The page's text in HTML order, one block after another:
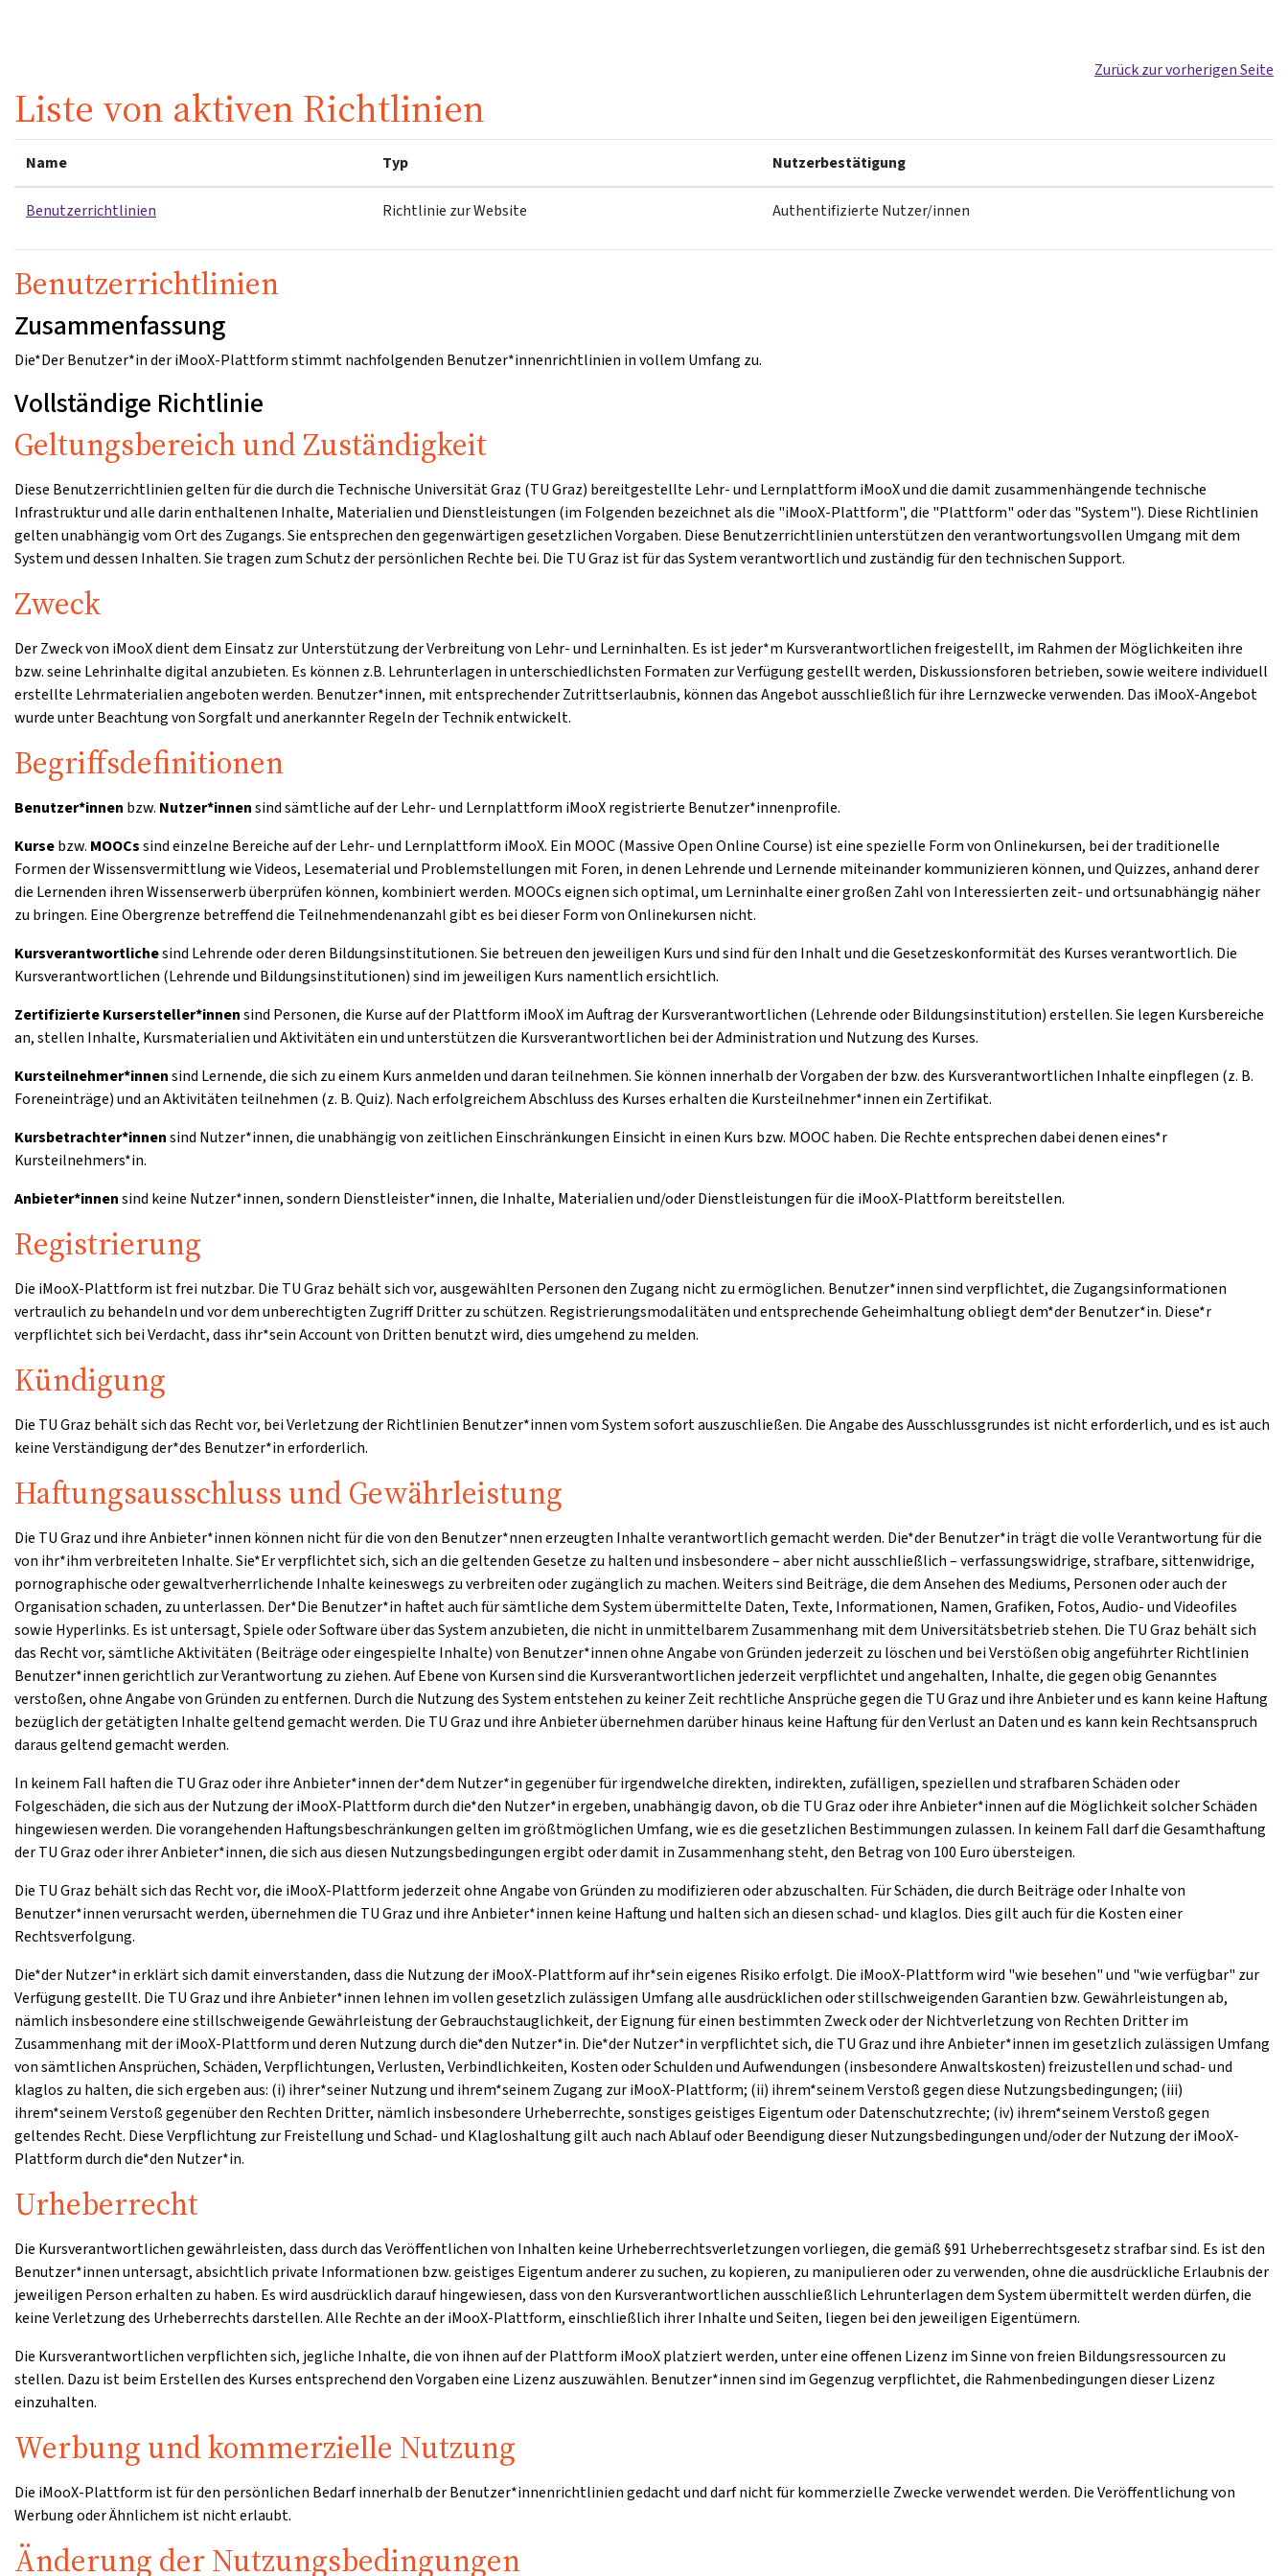
Zurück zur vorherigen Seite
Liste von aktiven Richtlinien
Name Typ Nutzerbestätigung
Benutzerrichtlinien Richtlinie zur Website Authentifizierte Nutzer/innen
Benutzerrichtlinien
Zusammenfassung
Die*Der Benutzer*in der iMooX-Plattform stimmt nachfolgenden Benutzer*innenrichtlinien in vollem Umfang zu.
Vollständige Richtlinie
Geltungsbereich und Zuständigkeit
Diese Benutzerrichtlinien gelten für die durch die Technische Universität Graz (TU Graz) bereitgestellte Lehr- und Lernplattform iMooX und die damit zusammenhängende technische
Infrastruktur und alle darin enthaltenen Inhalte, Materialien und Dienstleistungen (im Folgenden bezeichnet als die "iMooX-Plattform", die "Plattform" oder das "System"). Diese Richtlinien
gelten unabhängig vom Ort des Zugangs. Sie entsprechen den gegenwärtigen gesetzlichen Vorgaben. Diese Benutzerrichtlinien unterstützen den verantwortungsvollen Umgang mit dem
System und dessen Inhalten. Sie tragen zum Schutz der persönlichen Rechte bei. Die TU Graz ist für das System verantwortlich und zuständig für den technischen Support.
Zweck
Der Zweck von iMooX dient dem Einsatz zur Unterstützung der Verbreitung von Lehr- und Lerninhalten. Es ist jeder*m Kursverantwortlichen freigestellt, im Rahmen der Möglichkeiten ihre
bzw. seine Lehrinhalte digital anzubieten. Es können z.B. Lehrunterlagen in unterschiedlichsten Formaten zur Verfügung gestellt werden, Diskussionsforen betrieben, sowie weitere individuell
erstellte Lehrmaterialien angeboten werden. Benutzer*innen, mit entsprechender Zutrittserlaubnis, können das Angebot ausschließlich für ihre Lernzwecke verwenden. Das iMooX-Angebot
wurde unter Beachtung von Sorgfalt und anerkannter Regeln der Technik entwickelt.
Begriffsdefinitionen
Benutzer*innen bzw. Nutzer*innensind sämtliche auf der Lehr- und Lernplattform iMooX registrierte Benutzer*innenprofile.
Kursebzw. MOOCssind einzelne Bereiche auf der Lehr- und Lernplattform iMooX. Ein MOOC (Massive Open Online Course) ist eine spezielle Form von Onlinekursen, bei der traditionelle
Formen der Wissensvermittlung wie Videos, Lesematerial und Problemstellungen mit Foren, in denen Lehrende und Lernende miteinander kommunizieren können, und Quizzes, anhand derer
die Lernenden ihren Wissenserwerb überprüfen können, kombiniert werden. MOOCs eignen sich optimal, um Lerninhalte einer großen Zahl von Interessierten zeit- und ortsunabhängig näher
zu bringen. Eine Obergrenze betreffend die Teilnehmendenanzahl gibt es bei dieser Form von Onlinekursen nicht.
Kursverantwortlichesind Lehrende oder deren Bildungsinstitutionen. Sie betreuen den jeweiligen Kurs und sind für den Inhalt und die Gesetzeskonformität des Kurses verantwortlich. Die
Kursverantwortlichen (Lehrende und Bildungsinstitutionen) sind im jeweiligen Kurs namentlich ersichtlich.
Zertifizierte Kursersteller*innensind Personen, die Kurse auf der Plattform iMooX im Auftrag der Kursverantwortlichen (Lehrende oder Bildungsinstitution) erstellen. Sie legen Kursbereiche
an, stellen Inhalte, Kursmaterialien und Aktivitäten ein und unterstützen die Kursverantwortlichen bei der Administration und Nutzung des Kurses.
Kursteilnehmer*innensind Lernende, die sich zu einem Kurs anmelden und daran teilnehmen. Sie können innerhalb der Vorgaben der bzw. des Kursverantwortlichen Inhalte einpflegen (z. B.
Foreneinträge) und an Aktivitäten teilnehmen (z. B. Quiz). Nach erfolgreichem Abschluss des Kurses erhalten die Kursteilnehmer*innen ein Zertifikat.
Kursbetrachter*innensind Nutzer*innen, die unabhängig von zeitlichen Einschränkungen Einsicht in einen Kurs bzw. MOOC haben. Die Rechte entsprechen dabei denen eines*r
Kursteilnehmers*in.
Anbieter*innensind keine Nutzer*innen, sondern Dienstleister*innen, die Inhalte, Materialien und/oder Dienstleistungen für die iMooX-Plattform bereitstellen.
Registrierung
Die iMooX-Plattform ist frei nutzbar. Die TU Graz behält sich vor, ausgewählten Personen den Zugang nicht zu ermöglichen. Benutzer*innen sind verpflichtet, die Zugangsinformationen
vertraulich zu behandeln und vor dem unberechtigten Zugriff Dritter zu schützen. Registrierungsmodalitäten und entsprechende Geheimhaltung obliegt dem*der Benutzer*in. Diese*r
verpflichtet sich bei Verdacht, dass ihr*sein Account von Dritten benutzt wird, dies umgehend zu melden.
Kündigung
Die TU Graz behält sich das Recht vor, bei Verletzung der Richtlinien Benutzer*innen vom System sofort auszuschließen. Die Angabe des Ausschlussgrundes ist nicht erforderlich, und es ist auch
keine Verständigung der*des Benutzer*in erforderlich.
Haftungsausschluss und Gewährleistung
Die TU Graz und ihre Anbieter*innen können nicht für die von den Benutzer*nnen erzeugten Inhalte verantwortlich gemacht werden. Die*der Benutzer*in trägt die volle Verantwortung für die
von ihr*ihm verbreiteten Inhalte. Sie*Er verpflichtet sich, sich an die geltenden Gesetze zu halten und insbesondere – aber nicht ausschließlich – verfassungswidrige, strafbare, sittenwidrige,
pornographische oder gewaltverherrlichende Inhalte keineswegs zu verbreiten oder zugänglich zu machen. Weiters sind Beiträge, die dem Ansehen des Mediums, Personen oder auch der
Organisation schaden, zu unterlassen. Der*Die Benutzer*in haftet auch für sämtliche dem System übermittelte Daten, Texte, Informationen, Namen, Grafiken, Fotos, Audio- und Videofiles
sowie Hyperlinks. Es ist untersagt, Spiele oder Software über das System anzubieten, die nicht in unmittelbarem Zusammenhang mit dem Universitätsbetrieb stehen. Die TU Graz behält sich
das Recht vor, sämtliche Aktivitäten (Beiträge oder eingespielte Inhalte) von Benutzer*innen ohne Angabe von Gründen jederzeit zu löschen und bei Verstößen obig angeführter Richtlinien
Benutzer*innen gerichtlich zur Verantwortung zu ziehen. Auf Ebene von Kursen sind die Kursverantwortlichen jederzeit verpflichtet und angehalten, Inhalte, die gegen obig Genanntes
verstoßen, ohne Angabe von Gründen zu entfernen. Durch die Nutzung des System entstehen zu keiner Zeit rechtliche Ansprüche gegen die TU Graz und ihre Anbieter und es kann keine Haftung
bezüglich der getätigten Inhalte geltend gemacht werden. Die TU Graz und ihre Anbieter übernehmen darüber hinaus keine Haftung für den Verlust an Daten und es kann kein Rechtsanspruch
daraus geltend gemacht werden.
In keinem Fall haften die TU Graz oder ihre Anbieter*innen der*dem Nutzer*in gegenüber für irgendwelche direkten, indirekten, zufälligen, speziellen und strafbaren Schäden oder
Folgeschäden, die sich aus der Nutzung der iMooX-Plattform durch die*den Nutzer*in ergeben, unabhängig davon, ob die TU Graz oder ihre Anbieter*innen auf die Möglichkeit solcher Schäden
hingewiesen werden. Die vorangehenden Haftungsbeschränkungen gelten im größtmöglichen Umfang, wie es die gesetzlichen Bestimmungen zulassen. In keinem Fall darf die Gesamthaftung
der TU Graz oder ihrer Anbieter*innen, die sich aus diesen Nutzungsbedingungen ergibt oder damit in Zusammenhang steht, den Betrag von 100 Euro übersteigen.
Die TU Graz behält sich das Recht vor, die iMooX-Plattform jederzeit ohne Angabe von Gründen zu modifizieren oder abzuschalten. Für Schäden, die durch Beiträge oder Inhalte von
Benutzer*innen verursacht werden, übernehmen die TU Graz und ihre Anbieter*innen keine Haftung und halten sich an diesen schad- und klaglos. Dies gilt auch für die Kosten einer
Rechtsverfolgung.
Die*der Nutzer*in erklärt sich damit einverstanden, dass die Nutzung der iMooX-Plattform auf ihr*sein eigenes Risiko erfolgt. Die iMooX-Plattform wird "wie besehen" und "wie verfügbar" zur
Verfügung gestellt. Die TU Graz und ihre Anbieter*innen lehnen im vollen gesetzlich zulässigen Umfang alle ausdrücklichen oder stillschweigenden Garantien bzw. Gewährleistungen ab,
nämlich insbesondere eine stillschweigende Gewährleistung der Gebrauchstauglichkeit, der Eignung für einen bestimmten Zweck oder der Nichtverletzung von Rechten Dritter im
Zusammenhang mit der iMooX-Plattform und deren Nutzung durch die*den Nutzer*in. Die*der Nutzer*in verpflichtet sich, die TU Graz und ihre Anbieter*innen im gesetzlich zulässigen Umfang
von sämtlichen Ansprüchen, Schäden, Verpflichtungen, Verlusten, Verbindlichkeiten, Kosten oder Schulden und Aufwendungen (insbesondere Anwaltskosten) freizustellen und schad- und
klaglos zu halten, die sich ergeben aus: (i) ihrer*seiner Nutzung und ihrem*seinem Zugang zur iMooX-Plattform; (ii) ihrem*seinem Verstoß gegen diese Nutzungsbedingungen; (iii)
ihrem*seinem Verstoß gegenüber den Rechten Dritter, nämlich insbesondere Urheberrechte, sonstiges geistiges Eigentum oder Datenschutzrechte; (iv) ihrem*seinem Verstoß gegen
geltendes Recht. Diese Verpflichtung zur Freistellung und Schad- und Klagloshaltung gilt auch nach Ablauf oder Beendigung dieser Nutzungsbedingungen und/oder der Nutzung der iMooX-
Plattform durch die*den Nutzer*in.
Urheberrecht
Die Kursverantwortlichen gewährleisten, dass durch das Veröffentlichen von Inhalten keine Urheberrechtsverletzungen vorliegen, die gemäß §91 Urheberrechtsgesetz strafbar sind. Es ist den
Benutzer*innen untersagt, absichtlich private Informationen bzw. geistiges Eigentum anderer zu suchen, zu kopieren, zu manipulieren oder zu verwenden, ohne die ausdrückliche Erlaubnis der
jeweiligen Person erhalten zu haben. Es wird ausdrücklich darauf hingewiesen, dass von den Kursverantwortlichen ausschließlich Lehrunterlagen dem System übermittelt werden dürfen, die
keine Verletzung des Urheberrechts darstellen. Alle Rechte an der iMooX-Plattform, einschließlich ihrer Inhalte und Seiten, liegen bei den jeweiligen Eigentümern.
Die Kursverantwortlichen verpflichten sich, jegliche Inhalte, die von ihnen auf der Plattform iMooX platziert werden, unter eine offenen Lizenz im Sinne von freien Bildungsressourcen zu
stellen. Dazu ist beim Erstellen des Kurses entsprechend den Vorgaben eine Lizenz auszuwählen. Benutzer*innen sind im Gegenzug verpflichtet, die Rahmenbedingungen dieser Lizenz
einzuhalten.
Werbung und kommerzielle Nutzung
Die iMooX-Plattform ist für den persönlichen Bedarf innerhalb der Benutzer*innenrichtlinien gedacht und darf nicht für kommerzielle Zwecke verwendet werden. Die Veröffentlichung von
Werbung oder Ähnlichem ist nicht erlaubt.
Änderung der Nutzungsbedingungen